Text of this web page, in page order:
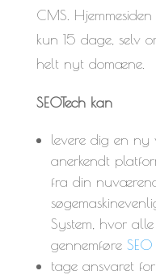
CMS.
kun 15 dage, selv
helt nyt domæne.
SEOTech kan
levere dig en ny
anerkendt
fra din
System, hvor
gennemføre SEO
tage ansvaret